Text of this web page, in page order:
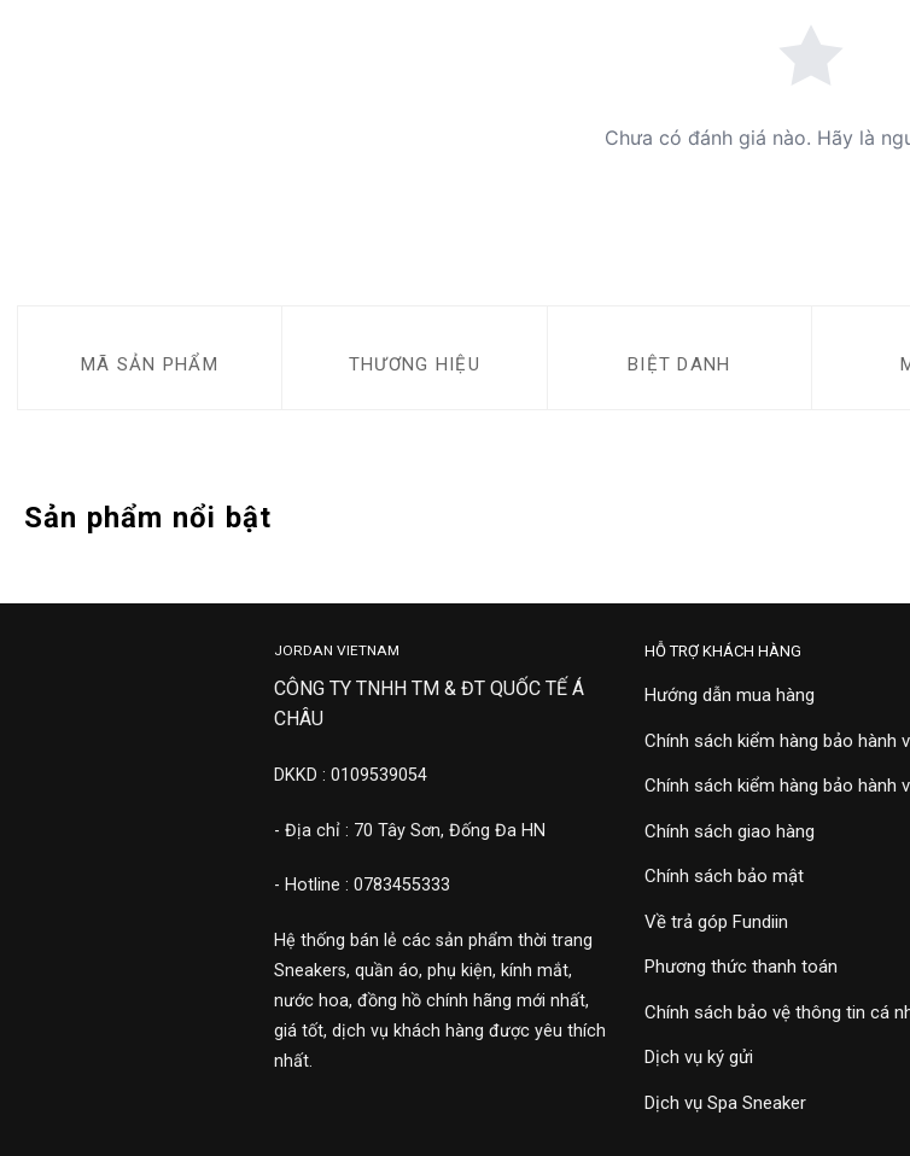
Chưa có đánh giá nào. Hãy là
MÃ SẢN PHẨM THƯƠNG HIỆU BIỆT DANH
Sản phẩm nổi bật
JORDAN VIETNAM
CÔNG TY TNHH TM & ĐT QUỐC TẾ Á
CHÂU
DKKD : 0109539054
- Địa chỉ : 70 Tây Sơn, Đống Đa HN
- Hotline : 0783455333
Hệ thống bán lẻ các sản phẩm thời trang
Sneakers, quần áo, phụ kiện, kính mắt,
nước hoa, đồng hồ chính hãng mới nhất,
giá tốt, dịch vụ khách hàng được yêu thích
nhất.
HỖ TRỢ KHÁCH HÀNG
Hướng dẫn mua hàng
Chính sách kiểm hàng bảo hành
Chính sách kiểm hàng bảo hành
Chính sách giao hàng
Chính sách bảo mật
Về trả góp Fundiin
Phương thức thanh toán
Chính sách bảo vệ thông tin cá
Dịch vụ ký gửi
Dịch vụ Spa Sneaker